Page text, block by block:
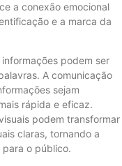
a conexão emocional
e a marca da
podem ser
A comunicação
sejam
rápida e eficaz.
podem transformar
claras, tornando a
o público.